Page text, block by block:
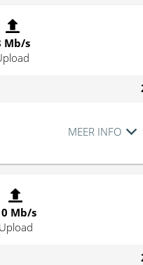
Mb/s
MEER INFO
Mb/s